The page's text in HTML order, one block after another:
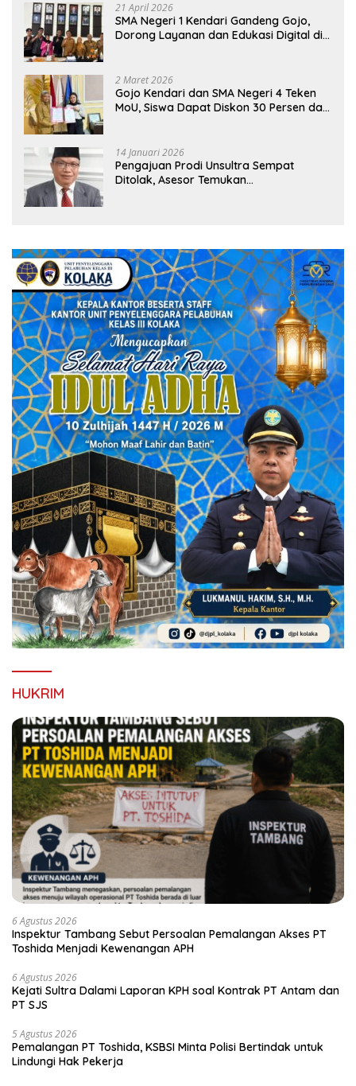
21 April 2026
SMA Negeri 1 Kendari Gandeng Gojo,
Dorong Layanan dan Edukasi Digital di
2 Maret 2026
Gojo Kendari dan SMA Negeri 4 Teken
MoU, Siswa Dapat Diskon 30 Persen dan
14 Januari 2026
Pengajuan Prodi Unsultra Sempat
Ditolak, Asesor Temukan
HUKRIM
6 Agustus 2026
Inspektur Tambang Sebut Persoalan Pemalangan Akses PT
Toshida Menjadi Kewenangan APH
6 Agustus 2026
Kejati Sultra Dalami Laporan KPH soal Kontrak PT Antam dan
PT SJS
5 Agustus 2026
Pemalangan PT Toshida, KSBSI Minta Polisi Bertindak untuk
Lindungi Hak Pekerja